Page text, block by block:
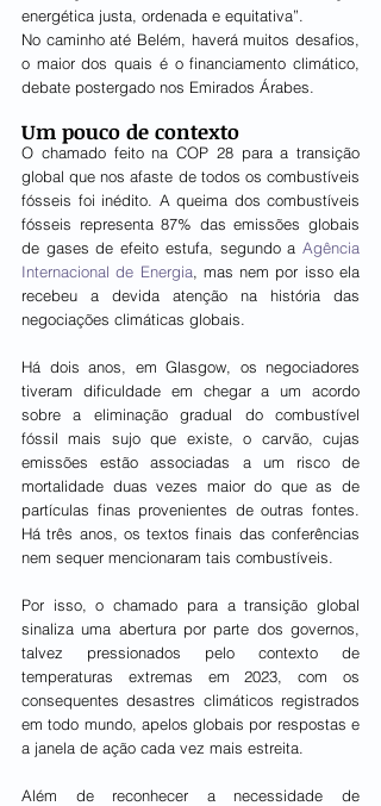
energética justa, ordenada e equitativa”.
No caminho até Belém, haverá muitos desafios,
o maior dos quais é o financiamento climático,
debate postergado nos Emirados Árabes.
Um pouco de contexto
O chamado feito na COP 28 para a transição
global que nos afaste de todos os combustíveis
fósseis foi inédito. A queima dos combustíveis
fósseis representa 87% das emissões globais
de gases de efeito estufa, segundo a Agência
Internacional de Energia, mas nem por isso ela
recebeu a devida atenção na história das
negociações climáticas globais.
Há dois anos, em Glasgow, os negociadores
tiveram dificuldade em chegar a um acordo
sobre a eliminação gradual do combustível
fóssil mais sujo que existe, o carvão, cujas
emissões estão associadas a um risco de
mortalidade duas vezes maior do que as de
partículas finas provenientes de outras fontes.
Há três anos, os textos finais das conferências
nem sequer mencionaram tais combustíveis.
Por isso, o chamado para a transição global
sinaliza uma abertura por parte dos governos,
talvez pressionados pelo contexto de
temperaturas extremas em 2023, com os
consequentes desastres climáticos registrados
em todo mundo, apelos globais por respostas e
a janela de ação cada vez mais estreita.
Além de reconhecer a necessidade de